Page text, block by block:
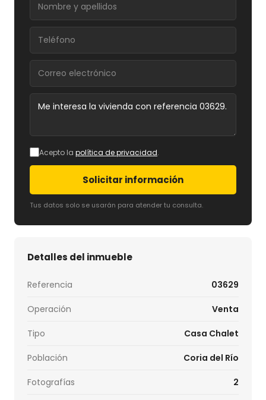
Acepto la política de privacidad.
Solicitar información
Tus datos solo se usarán para atender tu consulta.
Detalles del inmueble
Referencia 03629
Operación Venta
Tipo Casa Chalet
Población Coria del Río
Fotografías 2